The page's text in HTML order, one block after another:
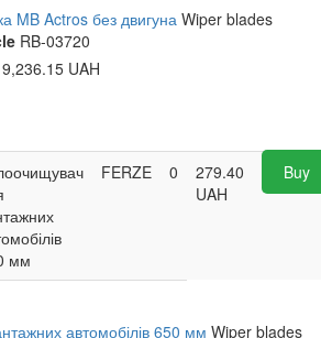
MB Actros без двигуна Wiper blades
RB-03720
9,236.15 UAH
мм
FERZE 0
279.40
UAH
Buy
автомобілів 650 мм Wiper blades